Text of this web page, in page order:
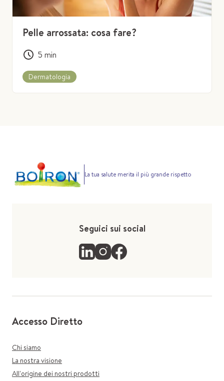
Pelle arrossata: cosa fare?
5 min
Dermatologia
La tua salute merita il più grande rispetto
Seguici sui social
Accesso Diretto
Chi siamo
La nostra visione
All'origine dei nostri prodotti